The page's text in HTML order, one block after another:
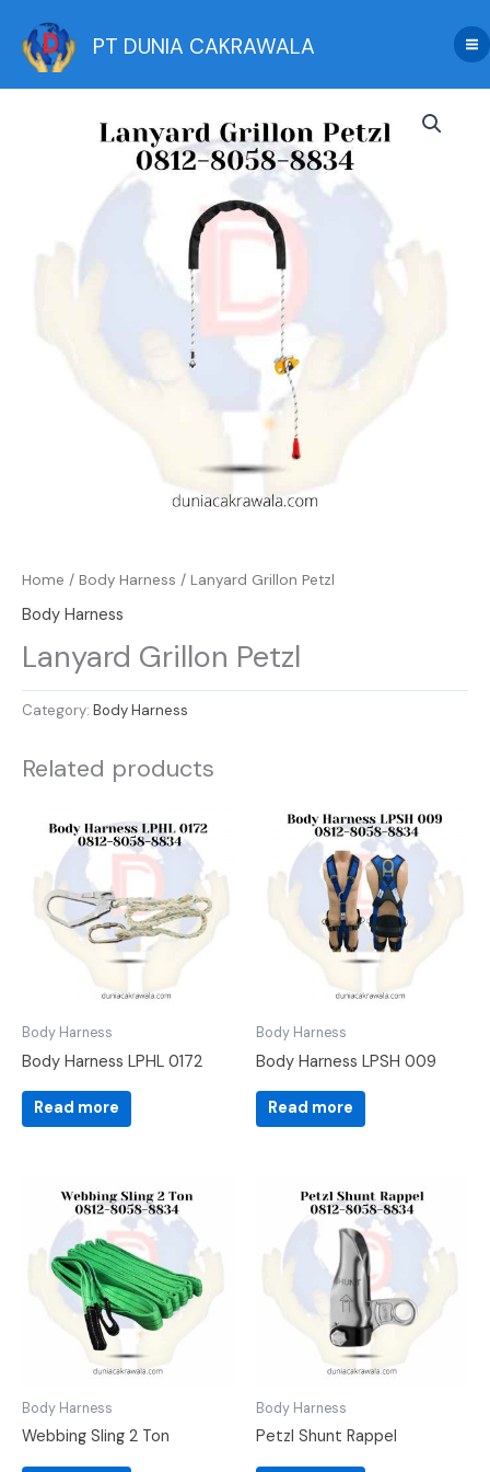
content
PT DUNIA CAKRAWALA
Home / Body Harness / Lanyard Grillon Petzl
Body Harness
Lanyard Grillon Petzl
Category: Body Harness
Related products
Body Harness
Body Harness LPHL 0172
Read more
Body Harness
Body Harness LPSH 009
Read more
Body Harness
Webbing Sling 2 Ton
Body Harness
Petzl Shunt Rappel